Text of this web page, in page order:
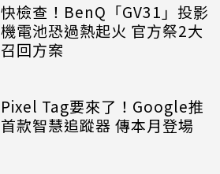
快檢查！BenQ「GV31」投影
機電池恐過熱起火 官方祭2大
召回方案
Pixel Tag要來了！Google推
首款智慧追蹤器 傳本月登場